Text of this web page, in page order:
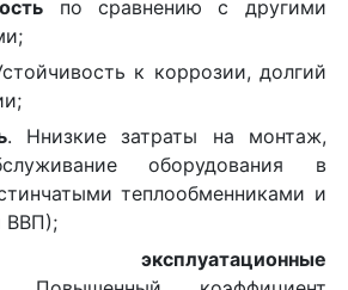
по сравнению с другими
к коррозии, долгий
. Ннизкие затраты на монтаж,
оборудования в
теплообменниками и
ВВП);
эксплуатационные